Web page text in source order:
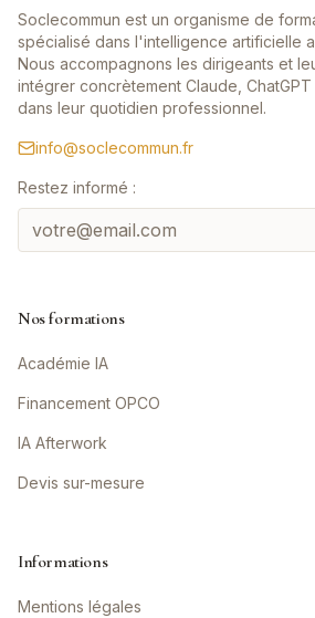
Soclecommun est un organisme de
spécialisé dans l'intelligence artificielle
Nous accompagnons les dirigeants et
intégrer concrètement Claude,
dans leur quotidien professionnel.
info@soclecommun.fr
Restez informé :
Nos formations
Académie IA
Financement OPCO
IA Afterwork
Devis sur-mesure
Informations
Mentions légales